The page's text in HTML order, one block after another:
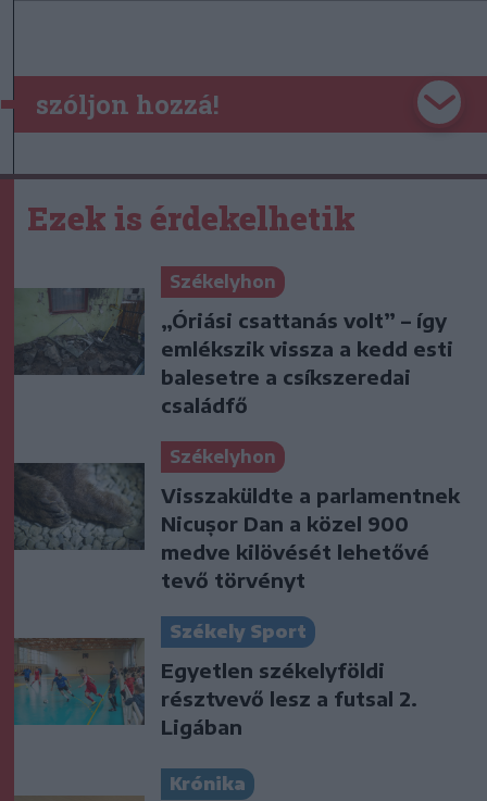
szóljon hozzá!
Ezek is érdekelhetik
Székelyhon
„Óriási csattanás volt” – így
emlékszik vissza a kedd esti
balesetre a csíkszeredai
családfő
Székelyhon
Visszaküldte a parlamentnek
Nicușor Dan a közel 900
medve kilövését lehetővé
tevő törvényt
Székely Sport
Egyetlen székelyföldi
résztvevő lesz a futsal 2.
Ligában
Krónika